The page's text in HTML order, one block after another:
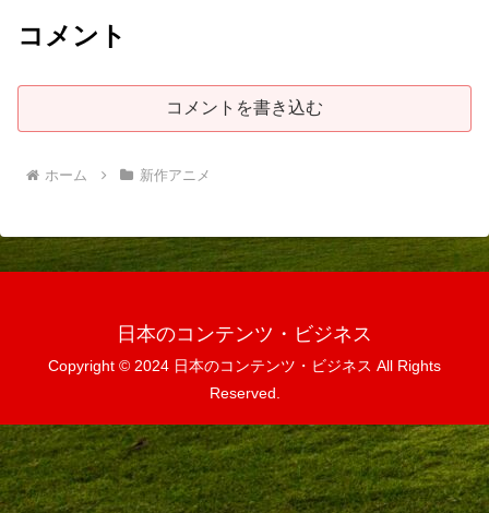
コメント
コメントを書き込む
ホーム 新作アニメ
日本のコンテンツ・ビジネス
Copyright © 2024 日本のコンテンツ・ビジネス All Rights
Reserved.